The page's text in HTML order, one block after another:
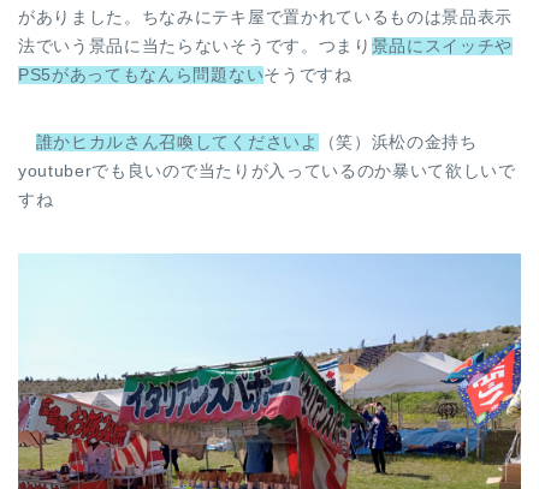
がありました。ちなみにテキ屋で置かれているものは景品表示
法でいう景品に当たらないそうです。つまり 景品にスイッチや
PS5があってもなんら問題ないそうですね
誰かヒカルさん召喚してくださいよ
（笑）浜松の金持ち
youtuberでも良いので当たりが入っているのか暴いて欲しいで
すね